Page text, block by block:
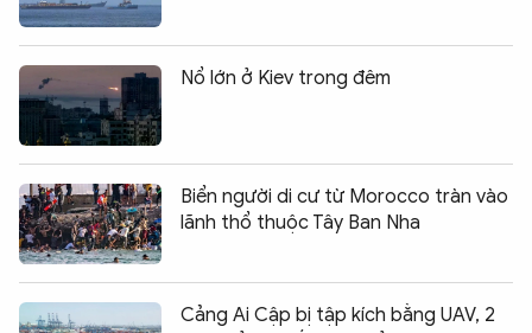
Nổ lớn ở Kiev trong đêm
Biển người di cư từ Morocco tràn vào
lãnh thổ thuộc Tây Ban Nha
Cảng Ai Cập bị tập kích bằng UAV, 2